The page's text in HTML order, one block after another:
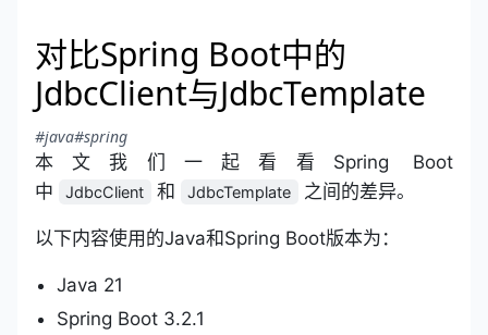
对比Spring Boot中的
JdbcClient与JdbcTemplate
#java#spring
本文我们一起看看Spring Boot
中
JdbcClient 和 JdbcTemplate 之间的差异。
以下内容使用的Java和Spring Boot版本为：
Java 21
Spring Boot 3.2.1